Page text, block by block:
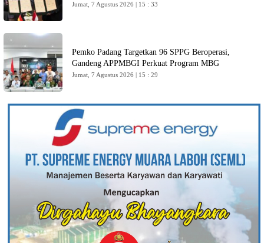
Jumat, 7 Agustus 2026 | 15 : 33
Pemko Padang Targetkan 96 SPPG Beroperasi,
Gandeng APPMBGI Perkuat Program MBG
Jumat, 7 Agustus 2026 | 15 : 29